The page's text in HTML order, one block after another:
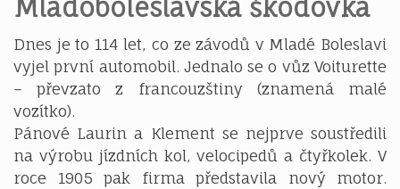
Mladoboleslavská škodovka
Dnes je to 114 let, co ze závodů v Mladé Boleslavi
vyjel první automobil. Jednalo se o vůz Voiturette
– převzato z francouzštiny (znamená malé
vozítko).
Pánové Laurin a Klement se nejprve soustředili
na výrobu jízdních kol, velocipedů a čtyřkolek. V
roce 1905 pak firma představila nový motor.